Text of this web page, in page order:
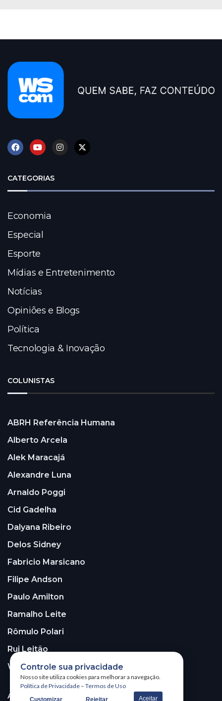
CATEGORIAS
Economia
Especial
Esporte
Mídias e Entretenimento
Notícias
Opiniões e Blogs
Política
Tecnologia & Inovação
COLUNISTAS
ABRH Referência Humana
Alberto Arcela
Alek Maracajá
Alexandre Luna
Arnaldo Poggi
Cid Gadelha
Dalyana Ribeiro
Delos Sidney
Fabricio Marsicano
Filipe Andson
Paulo Amilton
Ramalho Leite
Rômulo Polari
Rui Leitão
Walter Santos
ASSINE A NOSSA NEWSLETTER!
Controle sua privacidade
Nosso site utiliza cookies para melhorar a navegação.
Política de Privacidade – Termos de Uso
Customizar Rejeitar Aceitar